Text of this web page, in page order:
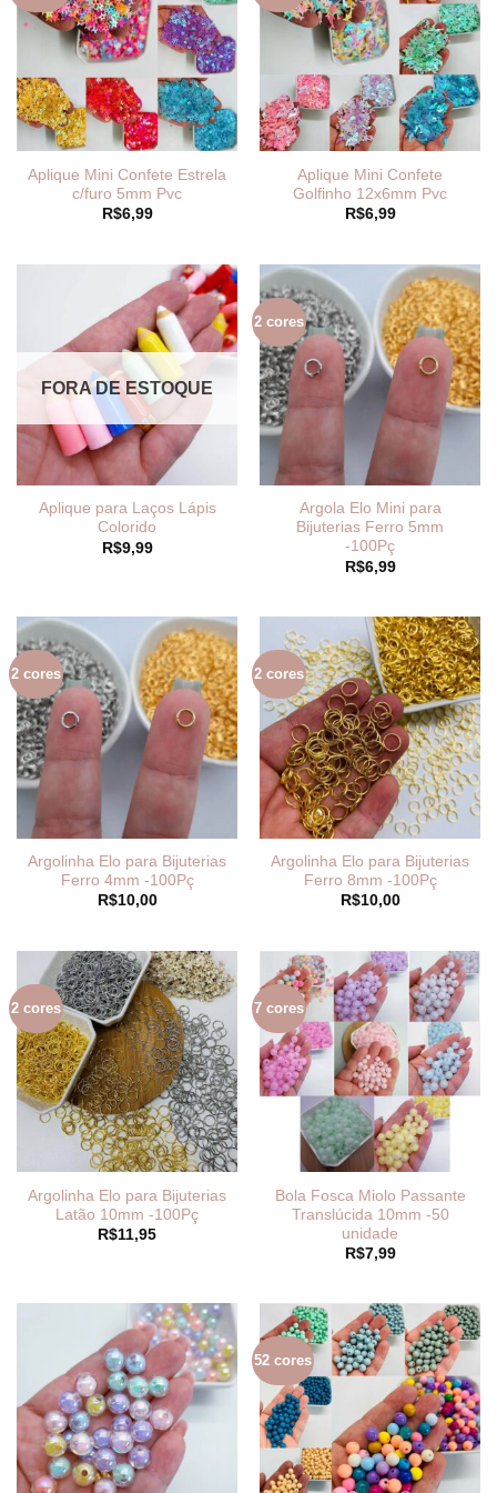
Aplique Mini Confete Estrela
c/furo 5mm Pvc
R$6,99
Aplique Mini Confete
Golfinho 12x6mm Pvc
R$6,99
FORA DE ESTOQUE
Aplique para Laços Lápis
Colorido
R$9,99
2 cores
Argola Elo Mini para
Bijuterias Ferro 5mm
-100Pç
R$6,99
2 cores
Argolinha Elo para Bijuterias
Ferro 4mm -100Pç
R$10,00
2 cores
Argolinha Elo para Bijuterias
Ferro 8mm -100Pç
R$10,00
2 cores
Argolinha Elo para Bijuterias
Latão 10mm -100Pç
R$11,95
7 cores
Bola Fosca Miolo Passante
Translúcida 10mm -50
unidade
R$7,99
52 cores